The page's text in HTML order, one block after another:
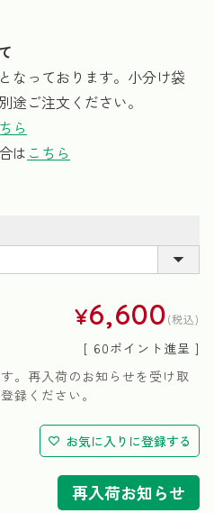
なっております。小分け袋
途ご注文ください。
ら
は こちら
¥6,600 税込
[ 60ポイント進呈 ]
。再入荷のお知らせを受け取
録ください。
お気に入りに登録する
再入荷お知らせ